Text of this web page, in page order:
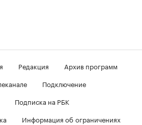
Редакция
Архив программ
Подключение
Подписка на РБК
Информация об ограничениях